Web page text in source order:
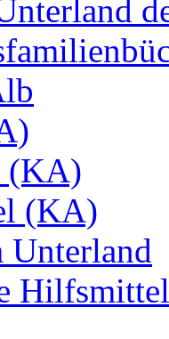
(KA)
(KA)
Unterland
Hilfsmittel